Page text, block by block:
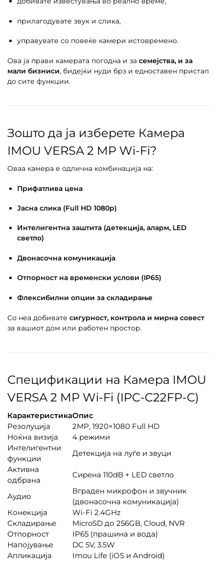
прилагодувате звук и слика,
управувате со повеќе камери истовремено.
Ова ја прави камерата погодна и за семејства, и за
мали бизниси, бидејќи нуди брз и едноставен пристап
до сите функции.
Зошто да ја изберете Камера
IMOU VERSA 2 MP Wi-Fi?
Оваа камера е одлична комбинација на:
Прифатлива цена
Јасна слика (Full HD 1080p)
Интелигентна заштита (детекција, аларм, LED
светло)
Двонасочна комуникација
Отпорност на временски услови (IP65)
Флексибилни опции за складирање
Со неа добивате сигурност, контрола и мирна совест
за вашиот дом или работен простор.
Спецификации на Камера IMOU
VERSA 2 MP Wi-Fi (IPC-C22FP-C)
КарактеристикаОпис
Резолуција
2MP, 1920×1080 Full HD
Ноќна визија
4 режими
Интелигентни
функции
Детекција на луѓе и звуци
Активна
одбрана
Сирена 110dB + LED светло
Аудио
Вграден микрофон и звучник
(двонасочна комуникација)
Конекција
Wi-Fi 2.4GHz
Складирање
MicroSD до 256GB, Cloud, NVR
Отпорност
IP65 (прашина и вода)
Напојување
DC 5V, 3.5W
Апликација
Imou Life (iOS и Android)